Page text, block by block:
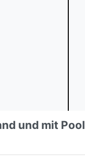
und mit Pool